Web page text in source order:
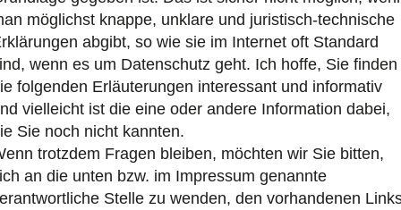
möglichst knappe, unklare und juristisch-technische
abgibt, so wie sie im Internet oft Standard
wenn es um Datenschutz geht. Ich hoffe, Sie finden
folgenden Erläuterungen interessant und informativ
vielleicht ist die eine oder andere Information dabei,
Sie noch nicht kannten.
trotzdem Fragen bleiben, möchten wir Sie bitten,
an die unten bzw. im Impressum genannte
Stelle zu wenden, den vorhandenen